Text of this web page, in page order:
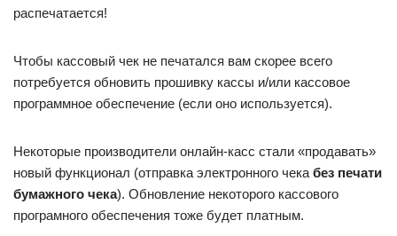
распечатается!
Чтобы кассовый чек не печатался вам скорее всего
потребуется обновить прошивку кассы и/или кассовое
программное обеспечение (если оно используется).
Некоторые производители онлайн-касс стали «продавать»
новый функционал (отправка электронного чека без печати
бумажного чека). Обновление некоторого кассового
програмного обеспечения тоже будет платным.